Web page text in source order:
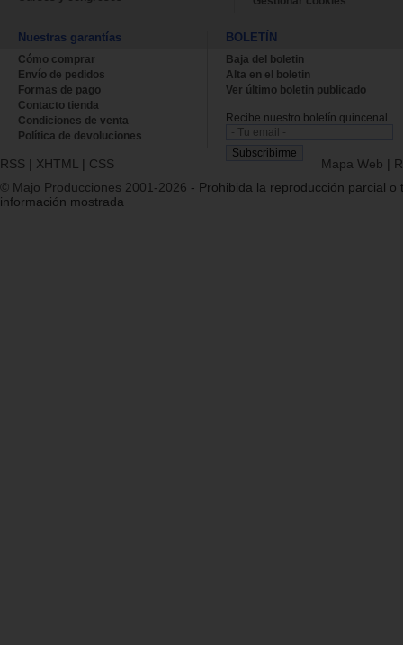
Nuestras garantías
Cómo comprar
Envío de pedidos
Formas de pago
Contacto tienda
Condiciones de venta
Política de devoluciones
BOLETÍN
Baja del boletin
Alta en el boletin
Ver último boletin publicado
Recibe nuestro boletín quincenal.
RSS | XHTML | CSS Mapa Web |
© Majo Producciones 2001-2026 - Prohibida la reproducción parcial o
información mostrada